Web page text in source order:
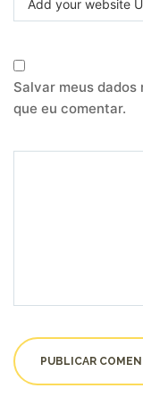
Salvar meus
que eu comentar.